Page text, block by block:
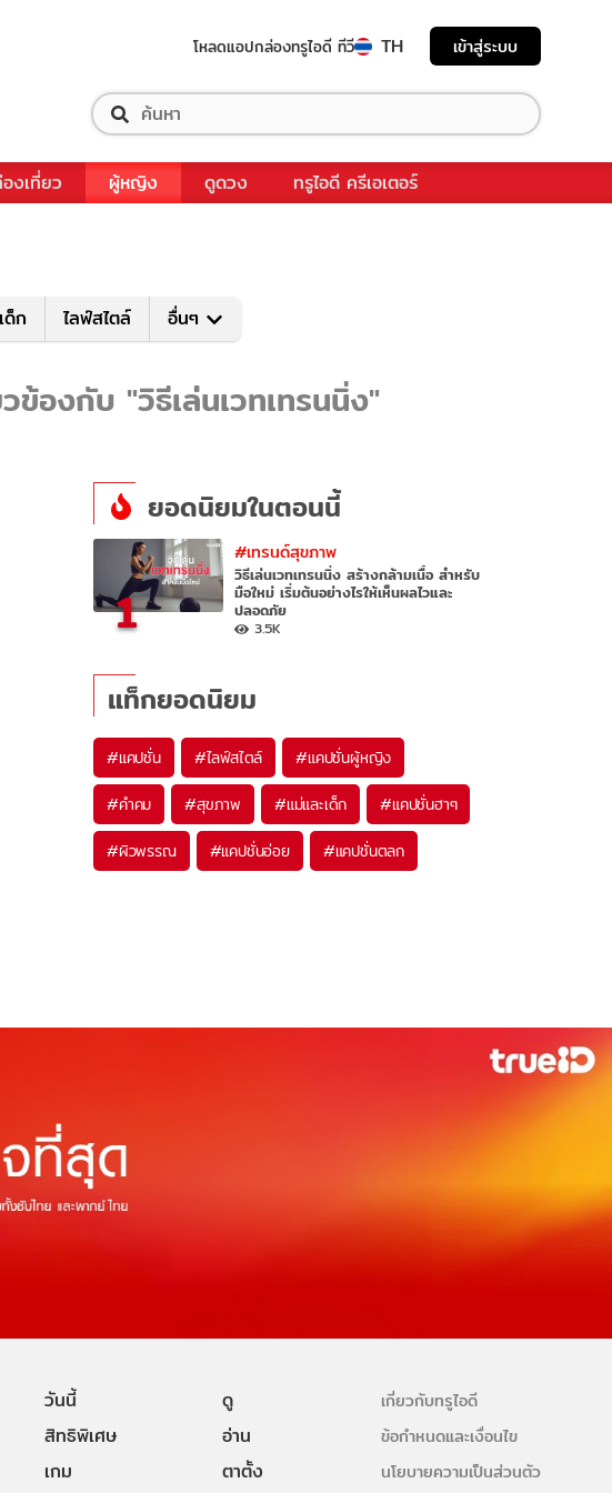
โหลดแอปกล่องทรูไอดี ทีวี TH เข้าสู่ระบบ
งเที่ยว ผู้หญิง ดูดวง ทรูไอดี ครีเอเตอร์
ด็ก ไลฟ์สไตล์ อื่นๆ
องกับ "วิธีเล่นเวทเทรนนิ่ง"
ยอดนิยมในตอนนี้
1
#เทรนด์สุขภาพ
วิธีเล่นเวทเทรนนิ่ง สร้างกล้ามเนื้อ สำหรับ
มือใหม่ เริ่มต้นอย่างไรให้เห็นผลไวและ
ปลอดภัย
3.5K
แท็กยอดนิยม
#แคปชั่น #ไลฟ์สไตล์ #แคปชั่นผู้หญิง
#คำคม #สุขภาพ #แม่และเด็ก #แคปชั่นฮาๆ
#ผิวพรรณ #แคปชั่นอ่อย #แคปชั่นตลก
วันนี้
ดู
สิทธิพิเศษ
อ่าน
เกม
ตาตั้ง
เกี่ยวกับทรูไอดี
ข้อกำหนดและเงื่อนไข
นโยบายความเป็นส่วนตัว